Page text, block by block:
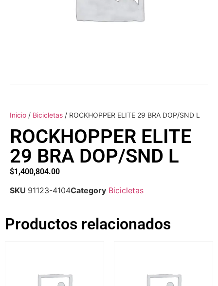
Inicio / Bicicletas / ROCKHOPPER ELITE 29 BRA DOP/SND L
ROCKHOPPER ELITE
29 BRA DOP/SND L
$1,400,804.00
SKU 91123-4104Category Bicicletas
Productos relacionados